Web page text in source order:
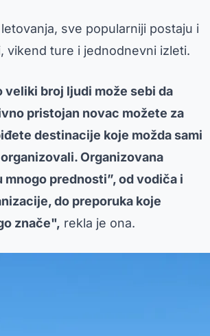
sve popularniji postaju i
vikend ture i jednodnevni izleti.
veliki broj ljudi može sebi da
pristojan novac možete za
destinacije koje možda sami
Organizovana
mnogo prednosti”, od vodiča i
do preporuka koje
znače", rekla je ona.